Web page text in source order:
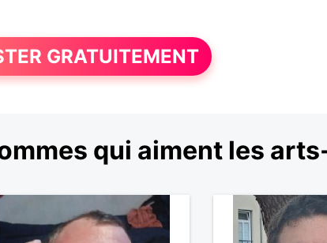
GRATUITEMENT
qui aiment les